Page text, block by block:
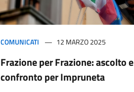
COMUNICATI 12 MARZO 2025
Frazione per Frazione: ascolto e
confronto per Impruneta